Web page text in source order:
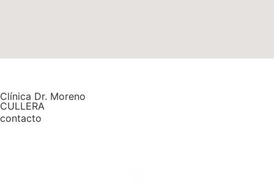
Clínica Dr. Moreno
CULLERA
contacto